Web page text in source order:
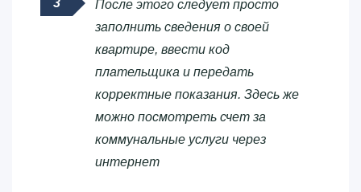
После этого следует просто
заполнить сведения о своей
квартире, ввести код
плательщика и передать
корректные показания. Здесь же
можно посмотреть счет за
коммунальные услуги через
интернет